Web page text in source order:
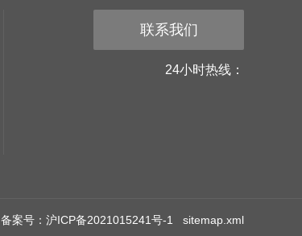
联系我们
24小时热线：
备案号：沪ICP备2021015241号-1 sitemap.xml